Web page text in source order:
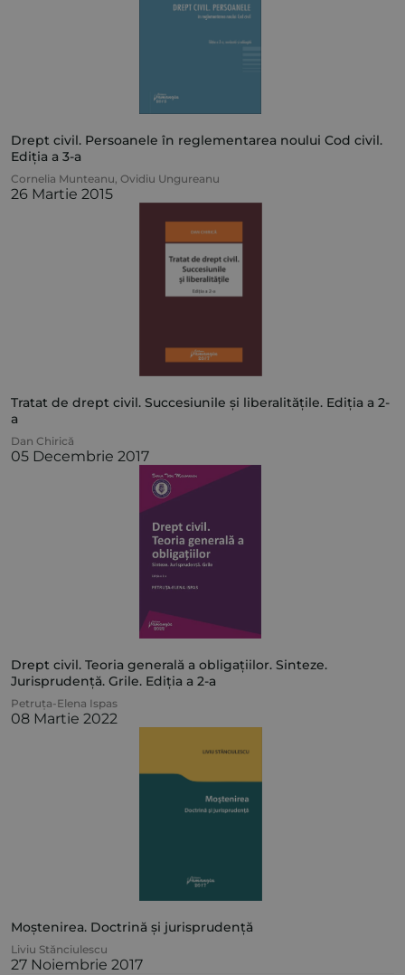
Drept civil. Persoanele în reglementarea noului Cod civil.
Ediția a 3-a
Cornelia Munteanu, Ovidiu Ungureanu
26 Martie 2015
Tratat de drept civil. Succesiunile și liberalitățile. Ediția a 2-
a
Dan Chirică
05 Decembrie 2017
Drept civil. Teoria generală a obligațiilor. Sinteze.
Jurisprudență. Grile. Ediția a 2-a
Petruța-Elena Ispas
08 Martie 2022
Moștenirea. Doctrină și jurisprudență
Liviu Stănciulescu
27 Noiembrie 2017